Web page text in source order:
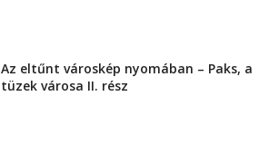
Az eltűnt városkép nyomában – Paks, a
tüzek városa II. rész